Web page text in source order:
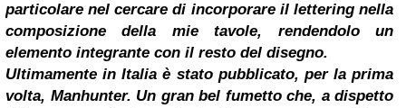
particolare nel cercare di incorporare il lettering nella
composizione della mie tavole, rendendolo un
elemento integrante con il resto del disegno.
Ultimamente in Italia è stato pubblicato, per la prima
volta, Manhunter. Un gran bel fumetto che, a dispetto